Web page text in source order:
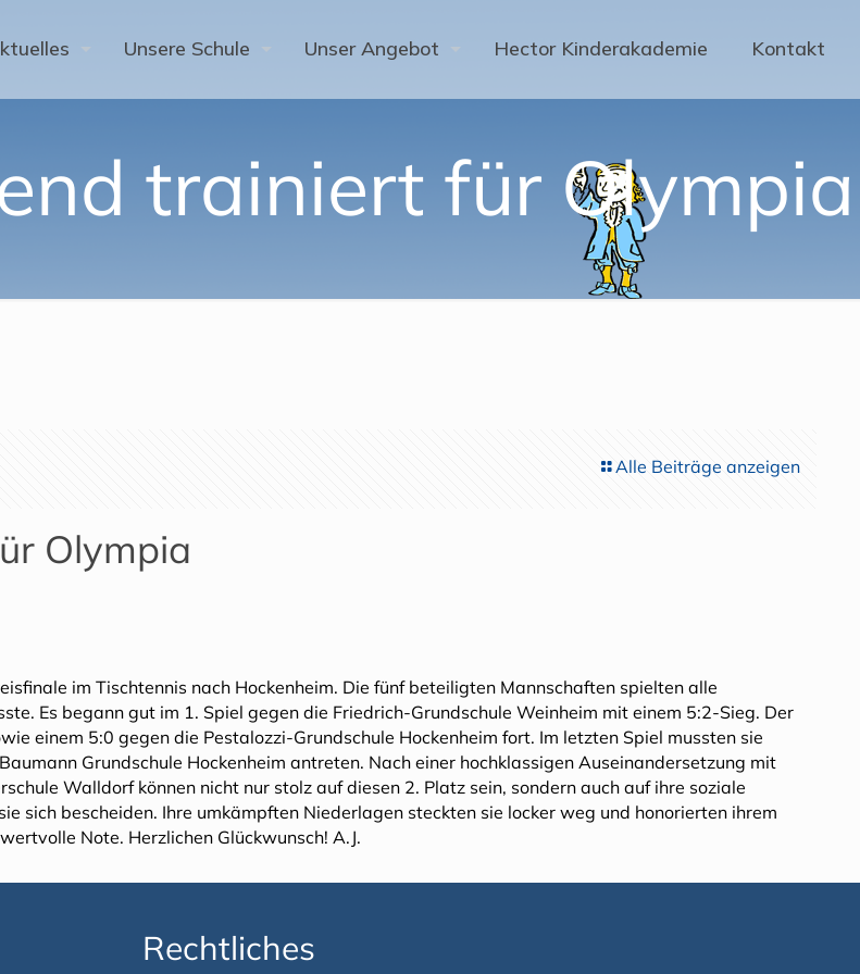
Unsere Schule Unser Angebot Hector Kinderakademie Kontakt
trainiert für Olympia
Alle Beiträge anzeigen
Olympia
im Tischtennis nach Hockenheim. Die fünf beteiligten Mannschaften spielten alle
Es begann gut im 1. Spiel gegen die Friedrich-Grundschule Weinheim mit einem 5:2-Sieg. Der
einem 5:0 gegen die Pestalozzi-Grundschule Hockenheim fort. Im letzten Spiel mussten sie
Grundschule Hockenheim antreten. Nach einer hochklassigen Auseinandersetzung mit
Walldorf können nicht nur stolz auf diesen 2. Platz sein, sondern auch auf ihre soziale
sich bescheiden. Ihre umkämpften Niederlagen steckten sie locker weg und honorierten ihrem
Note. Herzlichen Glückwunsch! A.J.
Rechtliches